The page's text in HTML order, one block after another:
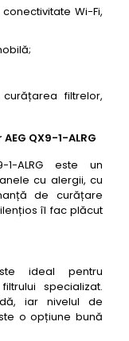
Wi-Fi,
filtrelor,
QX9-1-ALRG
1-ALRG este un
cu alergii, cu
de curățare
îl fac plăcut
ideal pentru
specializat.
iar nivelul de
o opțiune bună